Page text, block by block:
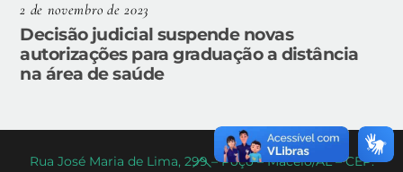
2 de novembro de 2023
Decisão judicial suspende novas
autorizações para graduação a distância
na área de saúde
Back
Rua José Maria de Lima, 299 – Poço – Maceió/AL – CEP: